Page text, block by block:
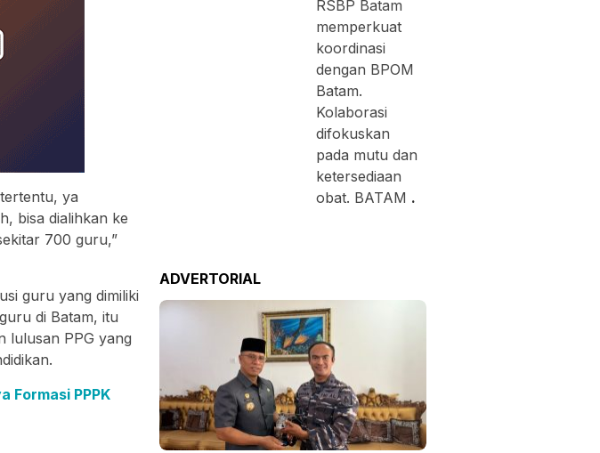
ya
bisa dialihkan ke
700 guru,”
guru yang dimiliki
di Batam, itu
lulusan PPG yang
Formasi PPPK
RSBP Batam
memperkuat
koordinasi
dengan BPOM
Batam.
Kolaborasi
difokuskan
pada mutu dan
ketersediaan
obat. BATAM .
ADVERTORIAL